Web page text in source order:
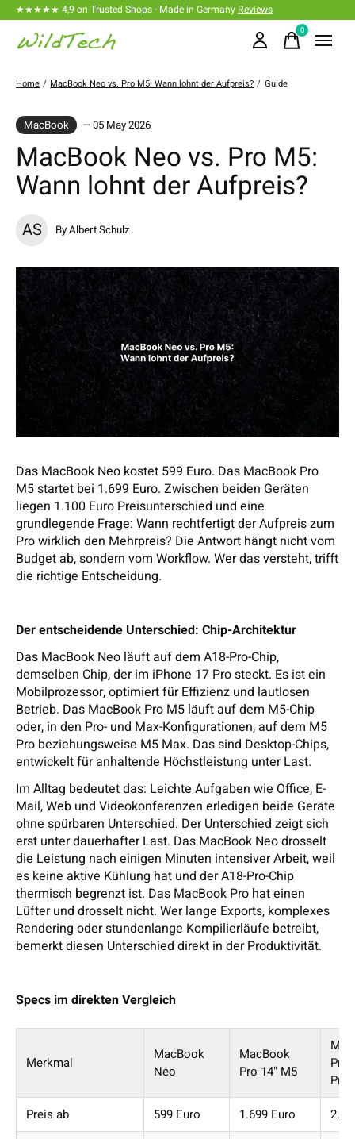
★★★★★ 4,9 on Trusted Shops · Made in Germany Reviews
0items
Home / MacBook Neo vs. Pro M5: Wann lohnt der Aufpreis? / Guide
MacBook — 05 May 2026
MacBook Neo vs. Pro M5:
Wann lohnt der Aufpreis?
AS By Albert Schulz
Das MacBook Neo kostet 599 Euro. Das MacBook Pro
M5 startet bei 1.699 Euro. Zwischen beiden Geräten
liegen 1.100 Euro Preisunterschied und eine
grundlegende Frage: Wann rechtfertigt der Aufpreis zum
Pro wirklich den Mehrpreis? Die Antwort hängt nicht vom
Budget ab, sondern vom Workflow. Wer das versteht, trifft
die richtige Entscheidung.
Der entscheidende Unterschied: Chip-Architektur
Das MacBook Neo läuft auf dem A18-Pro-Chip,
demselben Chip, der im iPhone 17 Pro steckt. Es ist ein
Mobilprozessor, optimiert für Effizienz und lautlosen
Betrieb. Das MacBook Pro M5 läuft auf dem M5-Chip
oder, in den Pro- und Max-Konfigurationen, auf dem M5
Pro beziehungsweise M5 Max. Das sind Desktop-Chips,
entwickelt für anhaltende Höchstleistung unter Last.
Im Alltag bedeutet das: Leichte Aufgaben wie Office, E-
Mail, Web und Videokonferenzen erledigen beide Geräte
ohne spürbaren Unterschied. Der Unterschied zeigt sich
erst unter dauerhafter Last. Das MacBook Neo drosselt
die Leistung nach einigen Minuten intensiver Arbeit, weil
es keine aktive Kühlung hat und der A18-Pro-Chip
thermisch begrenzt ist. Das MacBook Pro hat einen
Lüfter und drosselt nicht. Wer lange Exports, komplexes
Rendering oder stundenlange Kompilierläufe betreibt,
bemerkt diesen Unterschied direkt in der Produktivität.
Specs im direkten Vergleich
Merkmal
MacBook
Neo
MacBook
Pro 14" M5
Pro
Pro
Preis ab
599 Euro 1.699 Euro